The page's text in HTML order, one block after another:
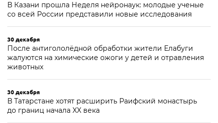
В Казани прошла Неделя нейронаук: молодые ученые
со всей России представили новые исследования
30 декабря
После антигололёдной обработки жители Елабуги
жалуются на химические ожоги у детей и отравления
животных
30 декабря
В Татарстане хотят расширить Раифский монастырь
до границ начала XX века